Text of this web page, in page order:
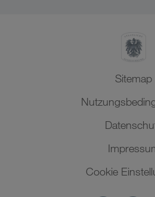
Sitemap
Cookie